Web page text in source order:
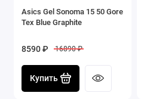
Asics Gel Sonoma 15 50 Gore
Tex Blue Graphite
8590 ₽ 16890 ₽
Купить